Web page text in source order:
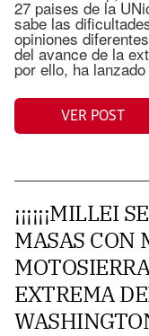
27 paises de la
sabe las
opiniones
del avance de la
por ello, ha
VER POST
¡¡¡¡¡¡MILLEI
MASAS CON
EXTREMA